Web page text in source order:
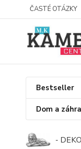
ČASTÉ OTÁZKY
Bestseller
Dom a
-